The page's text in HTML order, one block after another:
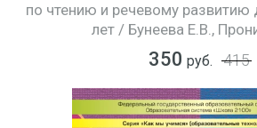
по чтению и речевому развитию
лет / Бунеева Е.В.,
350 руб. 415